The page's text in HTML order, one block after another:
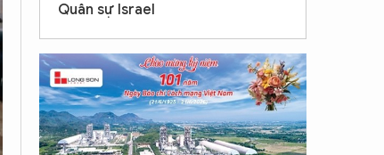
Quân sự Israel